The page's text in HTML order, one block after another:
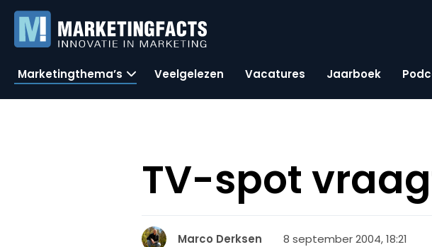
Marketingthema’s Veelgelezen Vacatures Jaarboek
TV-spot
Marco Derksen 8 september 2004, 18:21